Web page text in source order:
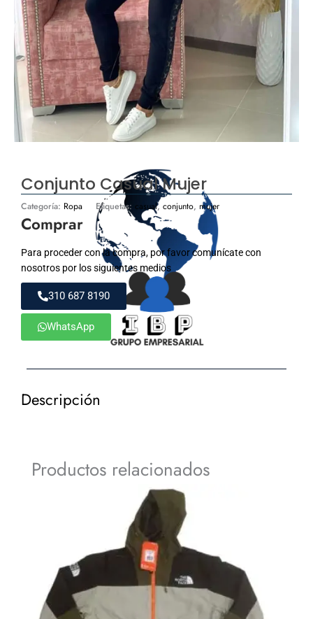
Conjunto Casual Mujer
Categoría: Ropa Etiquetas: casual, conjunto, mujer
Comprar
Para proceder con la compra, por favor comunícate con
nosotros por los siguientes medios
310 687 8190
WhatsApp
Descripción
Productos relacionados